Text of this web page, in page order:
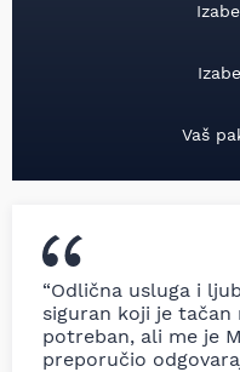
Vaš
“Odlična usluga i
siguran koji je
potreban, ali me je
preporučio